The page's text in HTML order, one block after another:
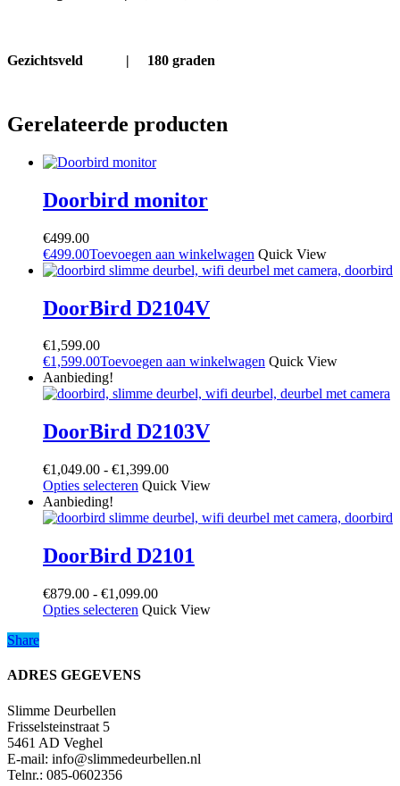
Gezichtsveld | 180 graden
Gerelateerde producten
Doorbird monitor
€499.00
€499.00Toevoegen aan winkelwagen Quick View
DoorBird D2104V
€1,599.00
€1,599.00Toevoegen aan winkelwagen Quick View
Aanbieding!
DoorBird D2103V
€1,049.00 - €1,399.00Prijsklasse:
€1,049.00
€1,399.00
Opties selecteren Dit
heeft
variaties.
Deze
kan
gekozen
Quick View
Aanbieding!
DoorBird D2101
€879.00 - €1,099.00Prijsklasse:
€879.00
Opties selecteren Dit
worden
Quick View
Share
Share
ADRES GEGEVENS
Slimme Deurbellen
Frisselsteinstraat 5
5461 AD Veghel
E-mail: info@slimmedeurbellen.nl
Telnr.: 085-0602356